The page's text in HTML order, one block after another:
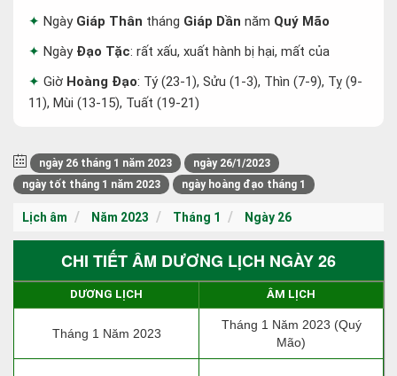
Ngày Giáp Thân tháng Giáp Dần năm Quý Mão
Ngày Đạo Tặc: rất xấu, xuất hành bị hại, mất của
Giờ Hoàng Đạo: Tý (23-1), Sửu (1-3), Thìn (7-9), Tỵ (9-
11), Mùi (13-15), Tuất (19-21)
ngày 26 tháng 1 năm 2023
ngày 26/1/2023
ngày tốt tháng 1 năm 2023
ngày hoàng đạo tháng 1
Lịch âm Năm 2023 Tháng 1 Ngày 26
CHI TIẾT ÂM DƯƠNG LỊCH NGÀY 26
DƯƠNG LỊCH ÂM LỊCH
Tháng 1 Năm 2023
Tháng 1 Năm 2023 (Quý
Mão)